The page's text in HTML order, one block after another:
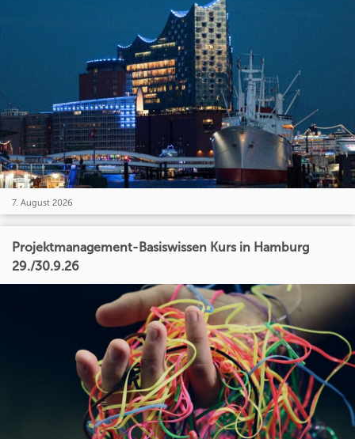
7. August 2026
Projektmanagement-Basiswissen Kurs in Hamburg
29./30.9.26